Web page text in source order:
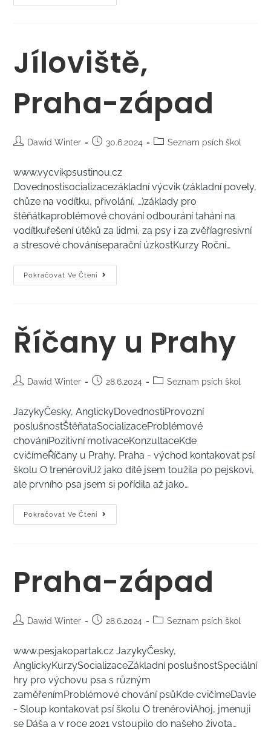
Jíloviště,
Praha-západ
Dawid Winter 30.6.2024 Seznam psích škol
www.vycvikpsustinou.cz
Dovednostisocializacezákladní výcvik (základní povely,
chůze na vodítku, přivolání, …)základy pro
štěňátkaproblémové chování odbourání tahání na
vodítkuřešení útěků za lidmi, za psy i za zvěříagresivní
a stresové chováníseparační úzkostKurzy Roční…
Pokračovat Ve Čtení
Říčany u Prahy
Dawid Winter 28.6.2024 Seznam psích škol
JazykyČesky, AnglickyDovednostiProvozní
poslušnostŠtěňataSocializaceProblémové
chováníPozitivní motivaceKonzultaceKde
cvičímeŘíčany u Prahy, Praha - východ kontakovat psí
školu O trenéroviUž jako dítě jsem toužila po pejskovi,
ale prvního psa jsem si pořídila až jako…
Pokračovat Ve Čtení
Praha-západ
Dawid Winter 28.6.2024 Seznam psích škol
www.pesjakopartak.cz JazykyČesky,
AnglickyKurzySocializaceZákladní poslušnostSpeciální
hry pro výchovu psa s různým
zaměřenímProblémové chování psůKde cvičímeDavle
- Sloup kontakovat psí školu O trenéroviAhoj, jmenuji
se Dáša a v roce 2021 vstoupilo do našeho života…